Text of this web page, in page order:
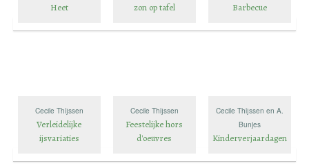
Heet
zon op tafel
Barbecue
Cecile Thijssen
Verleidelijke
ijsvariaties
Cecile Thijssen
Feestelijke hors
d'oeuvres
Cecile Thijssen en A.
Bunjes
Kinderverjaardagen